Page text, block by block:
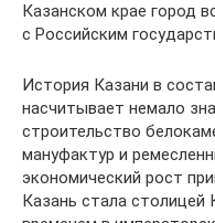
Казанском крае город
с Российским
История Казани в
насчитывает немало
строительство
мануфактур и
экономический рост
Казань стала столицей